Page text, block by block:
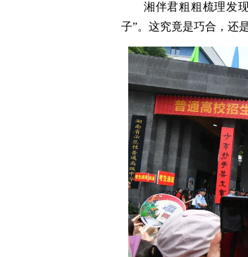
湘伴君粗粗梳理发
子”。这究竟是巧合，还